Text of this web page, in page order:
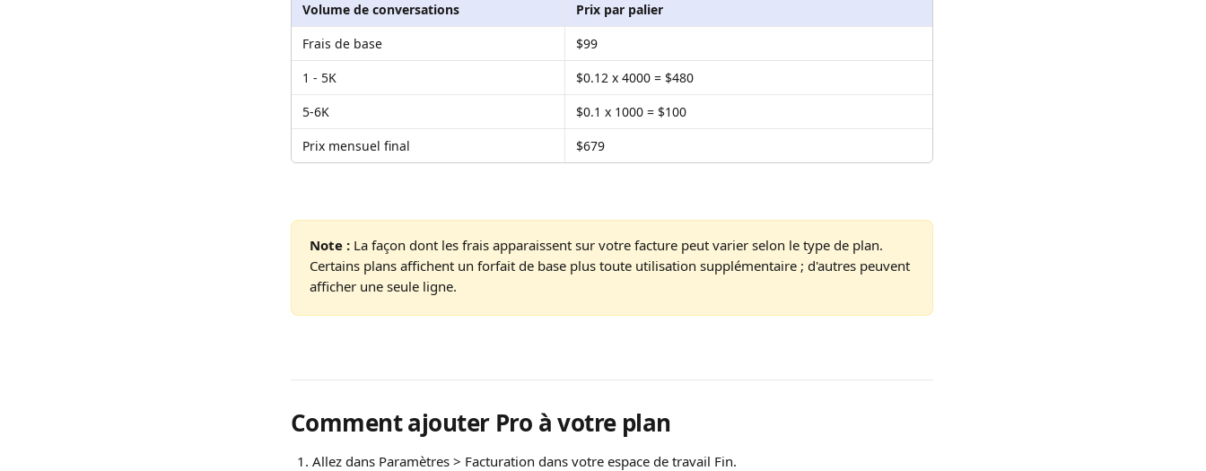
Volume de conversations
Prix par palier
Frais de base
$99
1 - 5K
$0.12 x 4000 = $480
5-6K
$0.1 x 1000 = $100
Prix mensuel final
$679
Note : La façon dont les frais apparaissent sur votre facture peut varier selon le type de plan.
Certains plans affichent un forfait de base plus toute utilisation supplémentaire ; d'autres peuvent
afficher une seule ligne.
Comment ajouter Pro à votre plan
Allez dans Paramètres > Facturation dans votre espace de travail Fin.